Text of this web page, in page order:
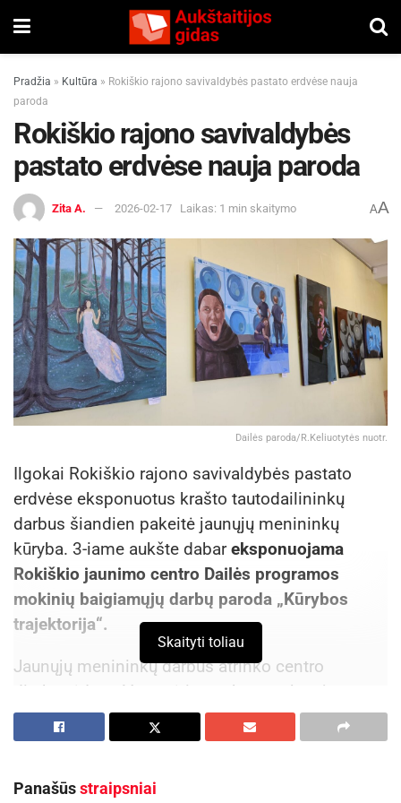
Pradžia » Kultūra » Rokiškio rajono savivaldybės pastato erdvėse nauja
paroda
Rokiškio rajono savivaldybės
pastato erdvėse nauja paroda
Zita A. 2026-02-17 Laikas: 1 min skaitymo AA
Dailės paroda/R.Keliuotytės nuotr.
Ilgokai Rokiškio rajono savivaldybės pastato
erdvėse eksponuotus krašto tautodailininkų
darbus šiandien pakeitė jaunųjų menininkų
kūryba. 3-iame aukšte dabareksponuojama
Rokiškio jaunimo centro Dailės programos
mokinių baigiamųjų darbų paroda „Kūrybos
trajektorija“.
Jaunųjų menininkų darbus atrinko centro
direktorė Inga Vagonė ir tapybos mokytojas,
dailininkas Raimondas Gailiūnas.
Skaityti toliau
Panašūsstraipsniai